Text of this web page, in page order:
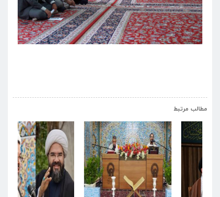
مطالب مرتبط